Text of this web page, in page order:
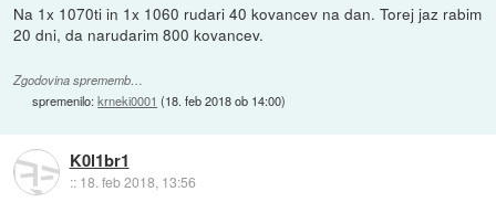
Na 1x 1070ti in 1x 1060 rudari 40 kovancev na dan. Torej jaz rabim
20 dni, da narudarim 800 kovancev.
Zgodovina sprememb…
spremenilo:krneki0001 (18. feb 2018 ob 14:00)
K0l1br1
:: 18. feb 2018, 13:56